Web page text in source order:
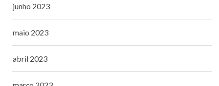
junho 2023
maio 2023
abril 2023